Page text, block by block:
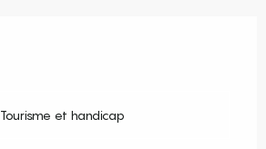
Tourisme et handicap